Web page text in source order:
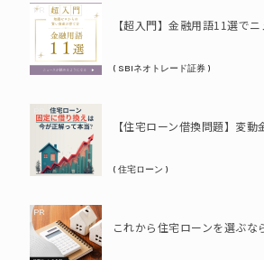
PR
( SBIネオトレード証券 )
( 住宅ローン )
PR